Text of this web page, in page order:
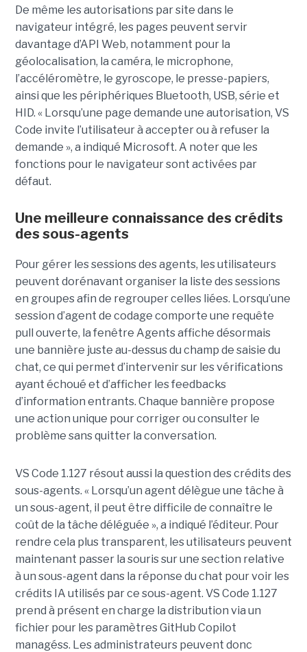
De même les autorisations par site dans le
navigateur intégré, les pages peuvent servir
davantage d’API Web, notamment pour la
géolocalisation, la caméra, le microphone,
l’accéléromètre, le gyroscope, le presse-papiers,
ainsi que les périphériques Bluetooth, USB, série et
HID. « Lorsqu’une page demande une autorisation, VS
Code invite l’utilisateur à accepter ou à refuser la
demande », a indiqué Microsoft. A noter que les
fonctions pour le navigateur sont activées par
défaut.
Une meilleure connaissance des crédits
des sous-agents
Pour gérer les sessions des agents, les utilisateurs
peuvent dorénavant organiser la liste des sessions
en groupes afin de regrouper celles liées. Lorsqu’une
session d’agent de codage comporte une requête
pull ouverte, la fenêtre Agents affiche désormais
une bannière juste au-dessus du champ de saisie du
chat, ce qui permet d’intervenir sur les vérifications
ayant échoué et d’afficher les feedbacks
d’information entrants. Chaque bannière propose
une action unique pour corriger ou consulter le
problème sans quitter la conversation.
VS Code 1.127 résout aussi la question des crédits des
sous-agents. « Lorsqu’un agent délègue une tâche à
un sous-agent, il peut être difficile de connaître le
coût de la tâche déléguée », a indiqué l’éditeur. Pour
rendre cela plus transparent, les utilisateurs peuvent
maintenant passer la souris sur une section relative
à un sous-agent dans la réponse du chat pour voir les
crédits IA utilisés par ce sous-agent. VS Code 1.127
prend à présent en charge la distribution via un
fichier pour les paramètres GitHub Copilot
managéss. Les administrateurs peuvent donc